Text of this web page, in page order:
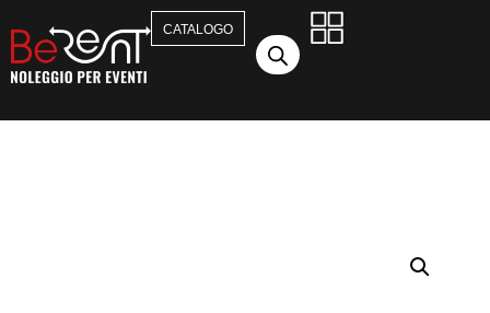
CATALOGO